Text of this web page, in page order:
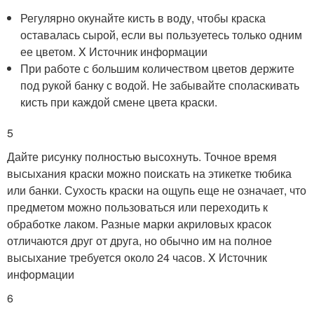
Регулярно окунайте кисть в воду, чтобы краска
оставалась сырой, если вы пользуетесь только одним
ее цветом. X Источник информации
При работе с большим количеством цветов держите
под рукой банку с водой. Не забывайте споласкивать
кисть при каждой смене цвета краски.
5
Дайте рисунку полностью высохнуть. Точное время
высыхания краски можно поискать на этикетке тюбика
или банки. Сухость краски на ощупь еще не означает, что
предметом можно пользоваться или переходить к
обработке лаком. Разные марки акриловых красок
отличаются друг от друга, но обычно им на полное
высыхание требуется около 24 часов. X Источник
информации
6